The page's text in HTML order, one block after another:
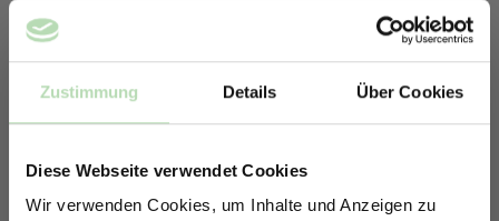
Zustimmung Details Über Cookies
Diese Webseite verwendet Cookies
Wir verwenden Cookies, um Inhalte und Anzeigen zu